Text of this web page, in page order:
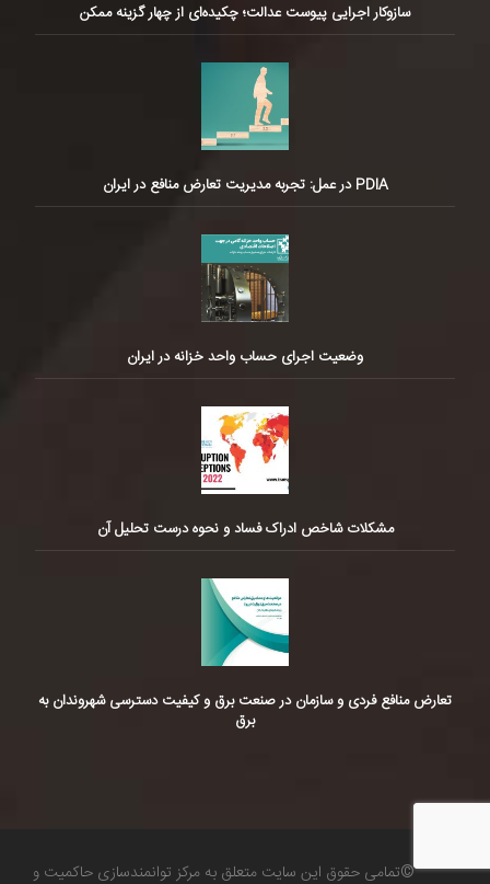
سازوکار اجرایی پیوست عدالت؛ چکیده‌ای از چهار گزینه ممکن
PDIA در عمل: تجربه مدیریت تعارض منافع در ایران
وضعیت اجرای حساب واحد خزانه در ایران
مشکلات شاخص ادراک فساد و نحوه درست تحلیل آن
تعارض منافع فردی و سازمان در صنعت برق و کیفیت دسترسی شهروندان به
برق
©تمامی حقوق این سایت متعلق به مرکز توانمندسازی حاکمیت و